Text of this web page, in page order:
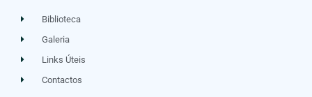
Biblioteca
Galeria
Links Úteis
Contactos